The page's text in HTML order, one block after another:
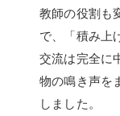
教師の役割も
で、「積み上
交流は完全に
物の鳴き声を
しました。